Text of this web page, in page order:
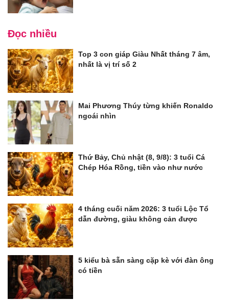
Đọc nhiều
Top 3 con giáp Giàu Nhất tháng 7 âm,
nhất là vị trí số 2
Mai Phương Thúy từng khiến Ronaldo
ngoái nhìn
Thứ Bảy, Chủ nhật (8, 9/8): 3 tuổi Cá
Chép Hóa Rồng, tiền vào như nước
4 tháng cuối năm 2026: 3 tuổi Lộc Tổ
dẫn đường, giàu không cản được
5 kiểu bà sẵn sàng cặp kè với đàn ông
có tiền